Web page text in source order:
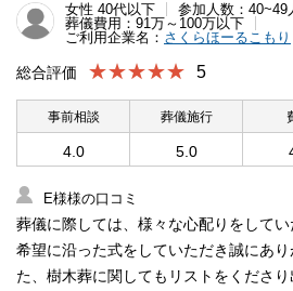
女性 40代以下 参加人数：40~49
葬儀費用：91万～100万以下
ご利用企業名： さくらほーるこもり
総合評価 ★★★★★ 5
事前相談
4.0
葬儀施行
5.0
E様様の口コミ
葬儀に際しては、様々な心配りをして
希望に沿った式をしていただき誠にあ
た、樹木葬に関してもリストをくださ